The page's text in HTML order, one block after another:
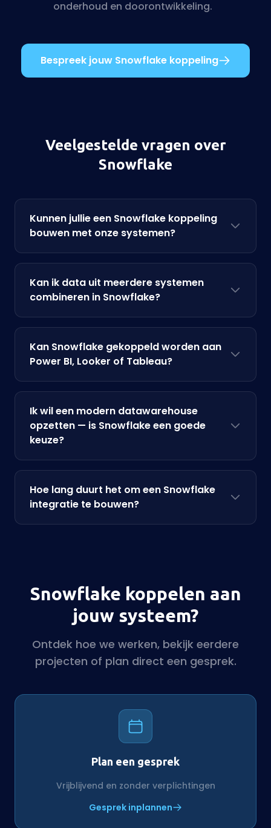
onderhoud en doorontwikkeling.
Bespreek jouw Snowflake koppeling
Veelgestelde vragen over
Snowflake
Kunnen jullie een Snowflake koppeling
bouwen met onze systemen?
Kan ik data uit meerdere systemen
combineren in Snowflake?
Kan Snowflake gekoppeld worden aan
Power BI, Looker of Tableau?
Ik wil een modern datawarehouse
opzetten — is Snowflake een goede
keuze?
Hoe lang duurt het om een Snowflake
integratie te bouwen?
Snowflake koppelen aan
jouw systeem?
Ontdek hoe we werken, bekijk eerdere
projecten of plan direct een gesprek.
Plan een gesprek
Vrijblijvend en zonder verplichtingen
Gesprek inplannen